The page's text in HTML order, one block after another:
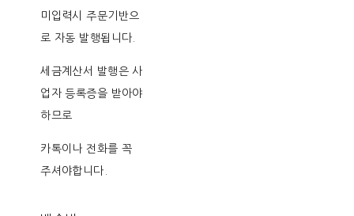
미입력시 주문기반으
로 자동 발행됩니다.
세금계산서 발행은 사
업자 등록증을 받아야
하므로
카톡이나 전화를 꼭
주셔야합니다.